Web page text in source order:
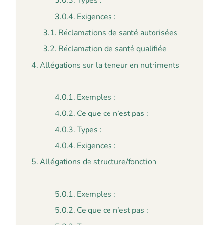
Exigences :
Réclamations de santé autorisées
Réclamation de santé qualifiée
Allégations sur la teneur en nutriments
Exemples :
Ce que ce n’est pas :
Types :
Exigences :
Allégations de structure/fonction
Exemples :
Ce que ce n’est pas :